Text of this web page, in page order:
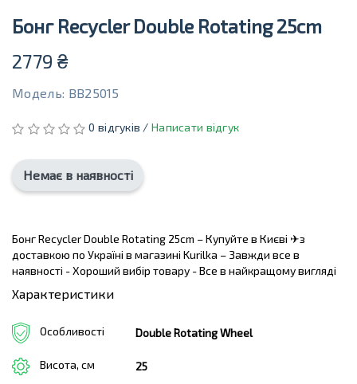
Бонг Recycler Double Rotating 25cm
2779 ₴
Модель: BB25015
0 відгуків /Написати відгук
Немає в наявності
Бонг Recycler Double Rotating 25cm – Купуйте в Києві ✈з
доставкою по Україні в магазині Kurilka – Завжди все в
наявності - Хороший вибір товару - Все в найкращому вигляді
Характеристики
Особливості Double Rotating Wheel
Висота, см 25